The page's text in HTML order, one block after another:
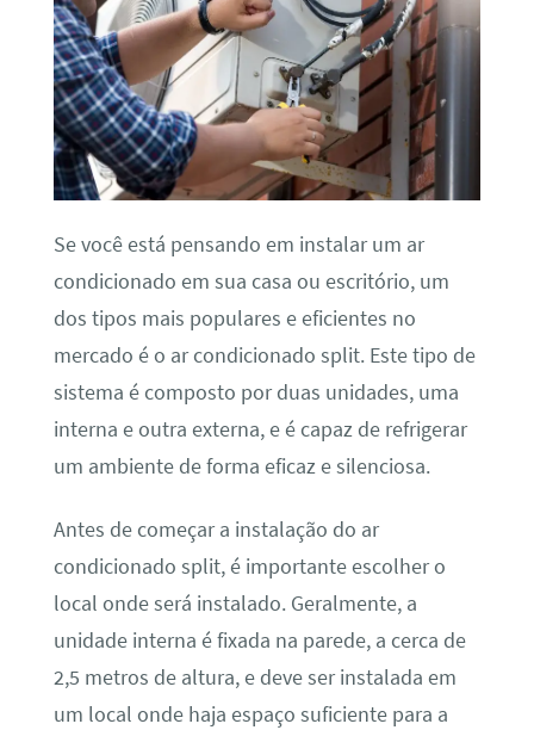
Se você está pensando em instalar um ar
condicionado em sua casa ou escritório, um
dos tipos mais populares e eficientes no
mercado é o ar condicionado split. Este tipo de
sistema é composto por duas unidades, uma
interna e outra externa, e é capaz de refrigerar
um ambiente de forma eficaz e silenciosa.
Antes de começar a instalação do ar
condicionado split, é importante escolher o
local onde será instalado. Geralmente, a
unidade interna é fixada na parede, a cerca de
2,5 metros de altura, e deve ser instalada em
um local onde haja espaço suficiente para a